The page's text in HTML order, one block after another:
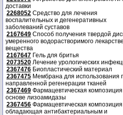
доставки
2268052 Средство для лечения
воспалительных и дегенеративных
заболеваний суставов
2167649 Способ получения твердой
умеренного водорастворимого
вещества
2167647 Гель для бритья
2073520 Лечение урологических
2367476 Биопластический материал
2367475 Мембрана для использования
направленной регенерации тканей
2367469 Фармацевтическая
основе лизоамидазы
2367456 Фармацевтическая композиция
обладающая антибактериальным и